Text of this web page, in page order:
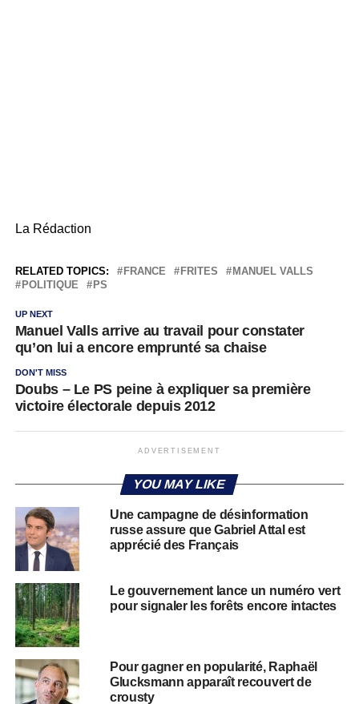
La Rédaction
RELATED TOPICS: FRANCE FRITES
MANUEL VALLS
POLITIQUE
PS
UP NEXT
Manuel Valls arrive au travail pour constater
qu’on lui a encore emprunté sa chaise
DON'T MISS
Doubs – Le PS peine à expliquer sa première
victoire électorale depuis 2012
ADVERTISEMENT
YOU MAY LIKE
Une campagne de désinformation
russe assure que Gabriel Attal est
apprécié des Français
Le gouvernement lance un numéro vert
pour signaler les forêts encore intactes
Pour gagner en popularité, Raphaël
Glucksmann apparaît recouvert de
crousty